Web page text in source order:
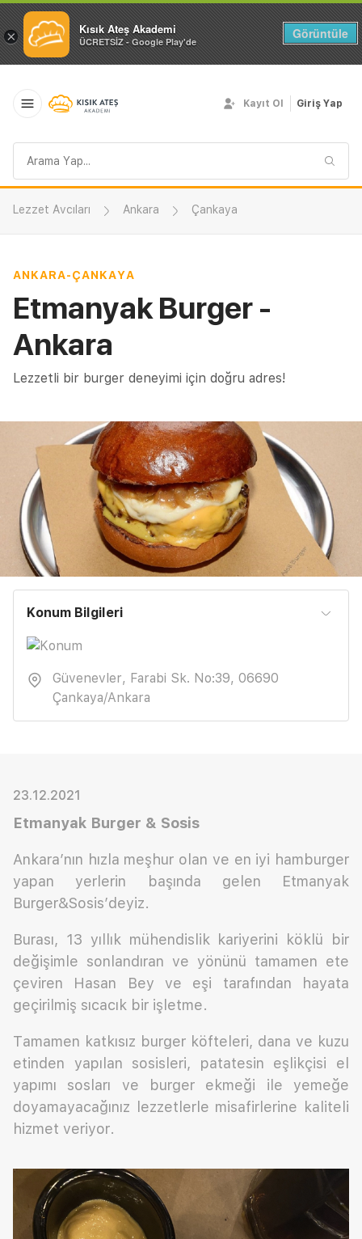
× Kısık Ateş Akademi
ÜCRETSİZ - Google Play'de
Görüntüle
sorgusu
Kayıt Ol Giriş Yap
Lezzet Avcıları Ankara Çankaya
ANKARA-ÇANKAYA
Etmanyak Burger -
Ankara
Lezzetli bir burger deneyimi için doğru adres!
Konum Bilgileri
Güvenevler, Farabi Sk. No:39, 06690
Çankaya/Ankara
23.12.2021
Etmanyak Burger & Sosis
Ankara’nın hızla meşhur olan ve en iyi hamburger
yapan yerlerin başında gelen Etmanyak
Burger&Sosis’deyiz.
Burası, 13 yıllık mühendislik kariyerini köklü bir
değişimle sonlandıran ve yönünü tamamen ete
çeviren Hasan Bey ve eşi tarafından hayata
geçirilmiş sıcacık bir işletme.
Tamamen katkısız burger köfteleri, dana ve kuzu
etinden yapılan sosisleri, patatesin eşlikçisi el
yapımı sosları ve burger ekmeği ile yemeğe
doyamayacağınız lezzetlerle misafirlerine kaliteli
hizmet veriyor.